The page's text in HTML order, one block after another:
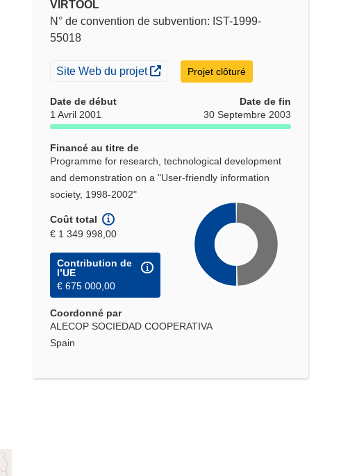
VIRTOOL
N° de convention de subvention: IST-1999-
55018
(s’ouvre dans une nouvelle fenêtre)
Site Web du projet Projet clôturé
Date de début
1 Avril 2001
Date de fin
30 Septembre 2003
Financé au titre de
Programme for research, technological development
and demonstration on a "User-friendly information
society, 1998-2002"
Coût total
€ 1 349 998,00
Contribution de
l’UE
€ 675 000,00
Coordonné par
ALECOP SOCIEDAD COOPERATIVA
Spain